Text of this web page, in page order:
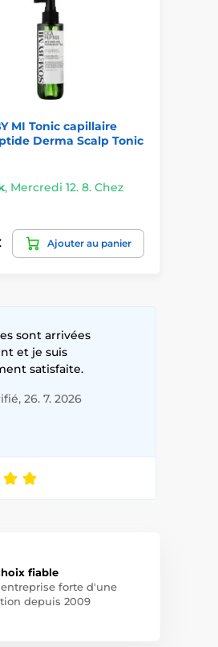
MI Tonic capillaire
Derma Scalp Tonic
, Mercredi 12. 8. Chez
Ajouter au panier
sont arrivées
et je suis
satisfaite.
26. 7. 2026
fiable
forte d'une
depuis 2009